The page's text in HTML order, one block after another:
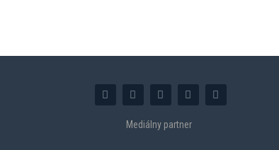
Mediálny partner